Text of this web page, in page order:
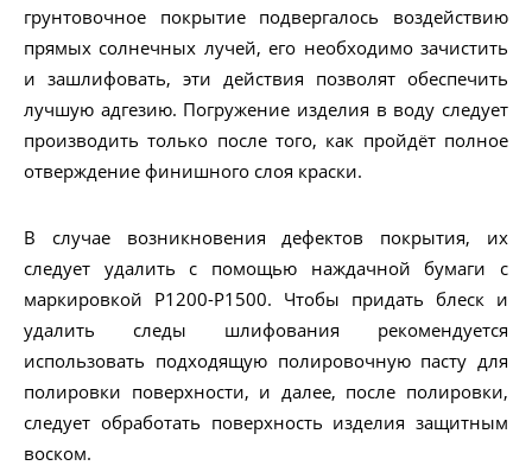
грунтовочное покрытие подвергалось воздействию
прямых солнечных лучей, его необходимо зачистить
и зашлифовать, эти действия позволят обеспечить
лучшую адгезию. Погружение изделия в воду следует
производить только после того, как пройдёт полное
отверждение финишного слоя краски.
В случае возникновения дефектов покрытия, их
следует удалить с помощью наждачной бумаги с
маркировкой Р1200-Р1500. Чтобы придать блеск и
удалить следы шлифования рекомендуется
использовать подходящую полировочную пасту для
полировки поверхности, и далее, после полировки,
следует обработать поверхность изделия защитным
воском.